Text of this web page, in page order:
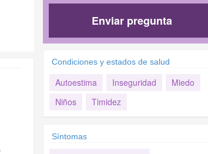
Enviar pregunta
Condiciones y estados de salud
Autoestima Inseguridad
Miedo
Niños
Timidez
Síntomas